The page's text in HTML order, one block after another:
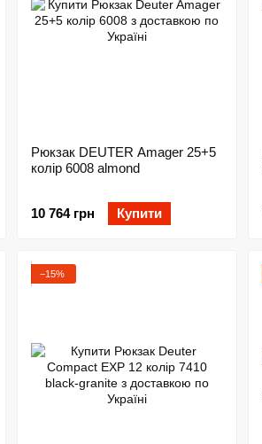
Рюкзак DEUTER Amager 25+5
колір 6008 almond
10 764 грн Купити
−15%